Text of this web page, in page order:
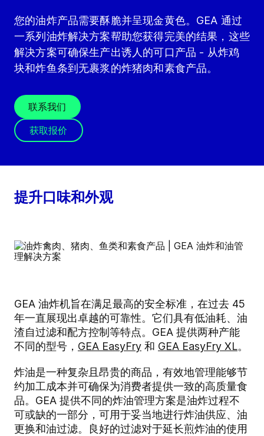
您的油炸产品需要酥脆并呈现金黄色。GEA 通过
一系列油炸解决方案帮助您获得完美的结果，这些
解决方案可确保生产出诱人的可口产品 - 从炸鸡
块和炸鱼条到无裹浆的炸猪肉和素食产品。
联系我们
获取报价
提升口味和外观
GEA 油炸机旨在满足最高的安全标准，在过去 45
年一直展现出卓越的可靠性。它们具有低油耗、油
渣自过滤和配方控制等特点。GEA 提供两种产能
不同的型号， GEA EasyFry 和 GEA EasyFry XL。
炸油是一种复杂且昂贵的商品，有效地管理能够节
约加工成本并可确保为消费者提供一致的高质量食
品。GEA 提供不同的炸油管理方案是油炸过程不
可或缺的一部分，可用于妥当地进行炸油供应、油
更换和油过滤。良好的过滤对于延长煎炸油的使用